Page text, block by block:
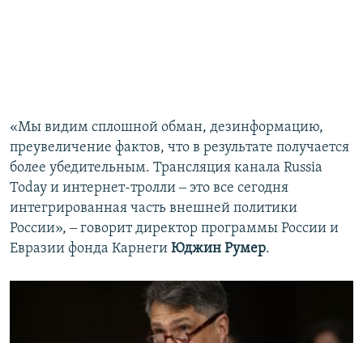
«Мы видим сплошной обман, дезинформацию,
преувеличение фактов, что в результате получается
более убедительным. Трансляция канала Russia
Today и интернет-тролли ‒ это все сегодня
интегрированная часть внешней политики
России», ‒ говорит директор программы России и
Евразии фонда Карнеги Юджин Румер.